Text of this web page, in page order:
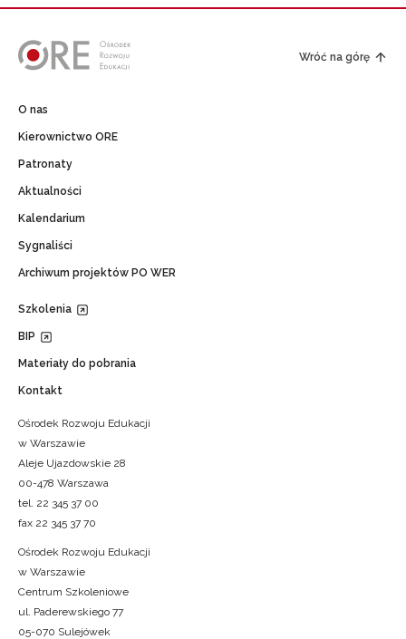
Wróć na górę
O nas
Kierownictwo ORE
Patronaty
Aktualności
Kalendarium
Sygnaliści
Archiwum projektów PO WER
Szkolenia
BIP
Materiały do pobrania
Kontakt
Ośrodek Rozwoju Edukacji
w Warszawie
Aleje Ujazdowskie 28
00-478 Warszawa
tel. 22 345 37 00
fax 22 345 37 70
Ośrodek Rozwoju Edukacji
w Warszawie
Centrum Szkoleniowe
ul. Paderewskiego 77
05-070 Sulejówek